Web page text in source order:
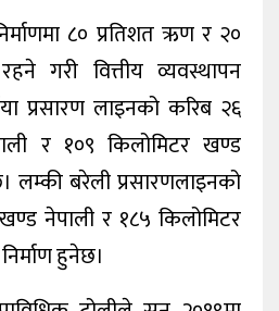
८० प्रतिशत ऋण र २०
गरी वित्तीय व्यवस्थापन
प्रसारण लाइनको करिब २६
र १०९ किलोमिटर खण्ड
लम्की बरेली प्रसारणलाइनको
नेपाली र १८५ किलोमिटर
हुनेछ।